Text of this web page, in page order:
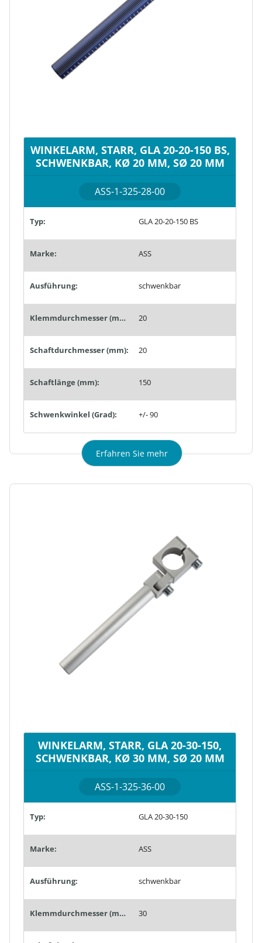
WINKELARM, STARR, GLA 20-20-150 BS,
SCHWENKBAR, KØ 20 MM, SØ 20 MM
ASS-1-325-28-00
Typ: GLA 20-20-150 BS
Marke: ASS
Ausführung: schwenkbar
Klemmdurchmesser (mm): 20
Schaftdurchmesser (mm): 20
Schaftlänge (mm): 150
Schwenkwinkel (Grad): +/- 90
Erfahren Sie mehr
WINKELARM, STARR, GLA 20-30-150,
SCHWENKBAR, KØ 30 MM, SØ 20 MM
ASS-1-325-36-00
Typ: GLA 20-30-150
Marke: ASS
Ausführung: schwenkbar
Klemmdurchmesser (mm): 30